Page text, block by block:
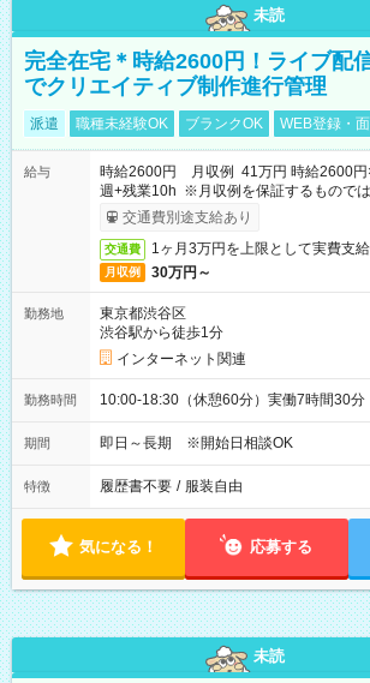
未読
完全在宅＊時給2600円！ライブ配
でクリエイティブ制作進行管理
派遣 職種未経験OK ブランクOK WEB登録・
給与
時給2600円 月収例 41万円 時給2600円
週+残業10h ※月収例を保証するもので
受取りサービス利用可（利用条件有）
交通費別途支給あり
交通費 1ヶ月3万円を上限として実費支給
月収例 30万円～
勤務地
東京都渋谷区
渋谷駅から徒歩1分
インターネット関連
勤務時間 10:00-18:30（休憩60分）実働7時間30分
期間 即日～長期 ※開始日相談OK
特徴 履歴書不要 / 服装自由
気になる！ 応募する
未読